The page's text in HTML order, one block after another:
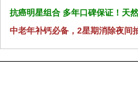
抗癌明星组合 多年口碑保证！天
中老年补钙必备，2星期消除夜间